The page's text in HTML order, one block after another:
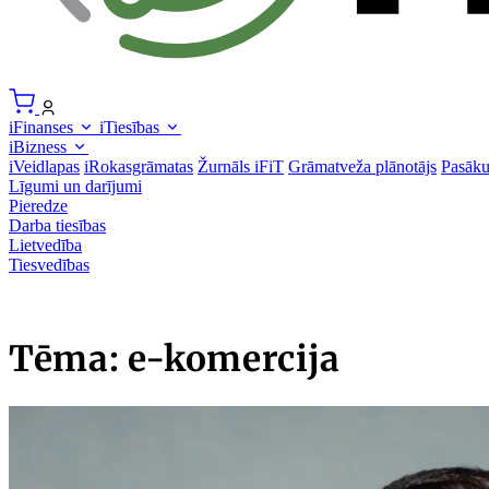
iFinanses
iTiesības
iBizness
iVeidlapas iRokasgrāmatas Žurnāls iFiT Grāmatveža plānotājs
Līgumi un darījumi
Pieredze
Darba tiesības
Lietvedība
Tiesvedības
Tēma: e-komercija